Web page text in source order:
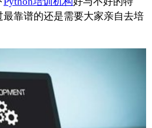
最靠谱的还是需要大家亲自去培